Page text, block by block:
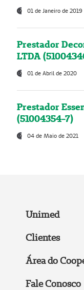
01 de Janeiro de 2019
Prestador
LTDA
01 de Abril de 2020
Prestador
(51004354-7)
04 de Maio de 2021
Unimed
Clientes
Área do
Fale Conosco